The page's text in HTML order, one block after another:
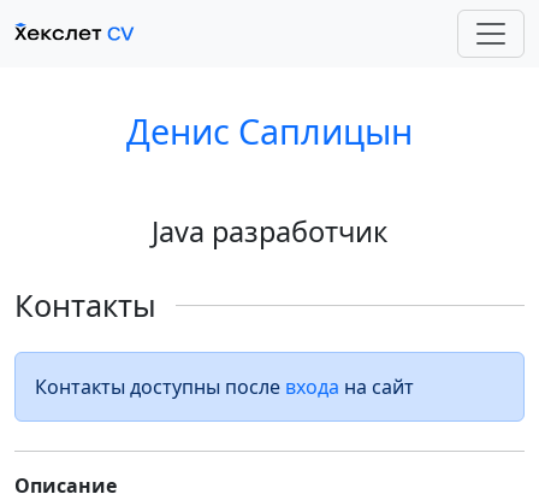
Денис Саплицын
Java разработчик
Контакты
Контакты доступны после входа на сайт
Описание